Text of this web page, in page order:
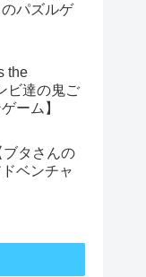
パズルゲ
the
ビ達の鬼ご
ーム】
ブタさんの
ベンチャ